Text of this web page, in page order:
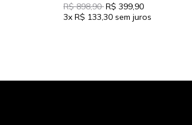
R$ 898,90R$ 399,90
3x R$ 133,30